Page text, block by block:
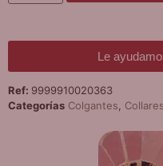
Le
Ref: 9999910020363
Categorías Colgantes Collares